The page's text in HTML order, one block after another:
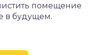
помещение
в будущем.